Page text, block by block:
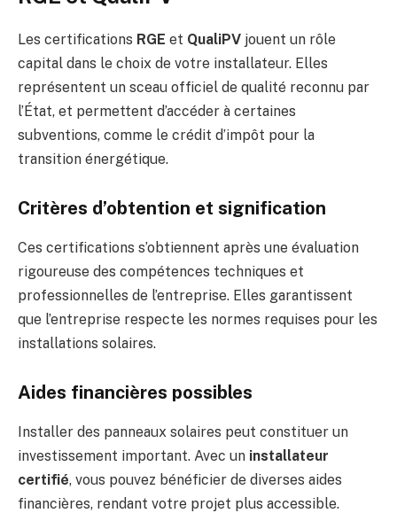
Les certifications RGE et QualiPV jouent un rôle
capital dans le choix de votre installateur. Elles
représentent un sceau officiel de qualité reconnu par
l’État, et permettent d’accéder à certaines
subventions, comme le crédit d’impôt pour la
transition énergétique.
Critères d’obtention et signification
Ces certifications s’obtiennent après une évaluation
rigoureuse des compétences techniques et
professionnelles de l’entreprise. Elles garantissent
que l’entreprise respecte les normes requises pour les
installations solaires.
Aides financières possibles
Installer des panneaux solaires peut constituer un
investissement important. Avec un installateur
certifié, vous pouvez bénéficier de diverses aides
financières, rendant votre projet plus accessible.